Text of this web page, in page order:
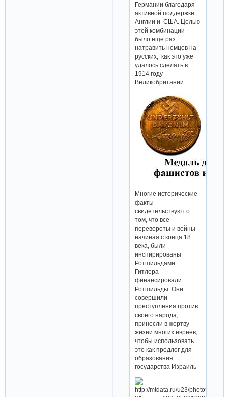
Германии благодаря
активной поддержке
Англии и США. Целью
этой комбинации
было еще раз
натравить немцев на
русских, как это уже
удалось сделать в
1914 году
Великобритании…
Многие исторические
факты
свидетельствуют о
том, что все
перевороты и войны
начиная с конца 18
века, были
инспирированы
Ротшильдами.
Гитлера
финансировали
Ротшильды. Они
совершили
преступления против
своего народа,
принесли в жертву
жизни многих евреев,
чтобы использовать
это как предлог для
образования
государства Израиль